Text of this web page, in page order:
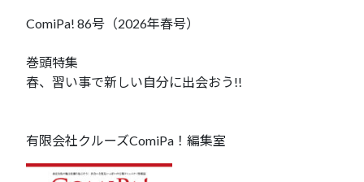
ComiPa! 86号（2026年春号）
巻頭特集
春、習い事で新しい自分に出会おう!!
有限会社クルーズComiPa！編集室